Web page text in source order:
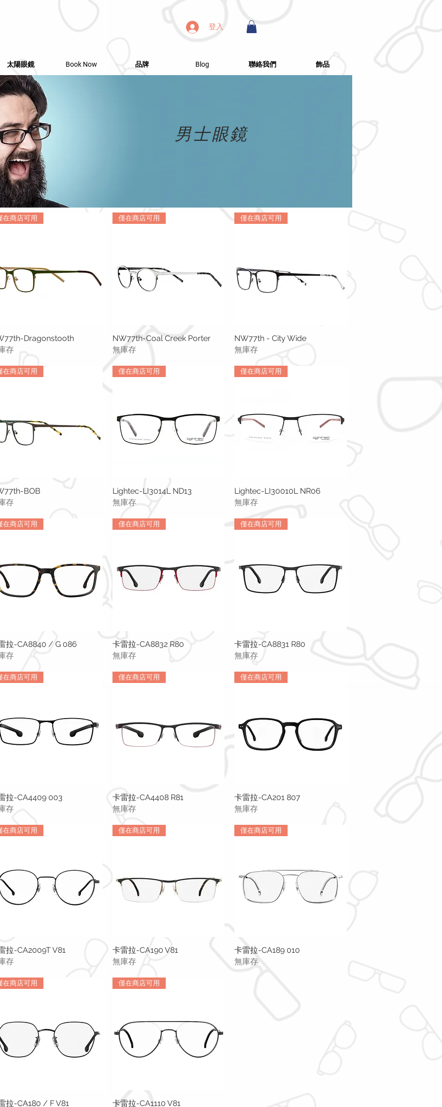
登入
太陽眼鏡 Book Now 品牌 Blog 聯絡我們 飾品
男士眼鏡
快速瀏覽
在商店可用
Dragonstooth
存
快速瀏覽
僅在商店可用
NW77th-Coal Creek Porter
無庫存
快速瀏覽
僅在商店可用
NW77th - City Wide
無庫存
快速瀏覽
在商店可用
BOB
存
快速瀏覽
僅在商店可用
Lightec-LI3014L ND13
無庫存
快速瀏覽
僅在商店可用
Lightec-LI30010L NR06
無庫存
快速瀏覽
在商店可用
拉-CA8840 / G 086
存
快速瀏覽
僅在商店可用
卡雷拉-CA8832 R80
無庫存
快速瀏覽
僅在商店可用
卡雷拉-CA8831 R80
無庫存
快速瀏覽
在商店可用
拉-CA4409 003
存
快速瀏覽
僅在商店可用
卡雷拉-CA4408 R81
無庫存
快速瀏覽
僅在商店可用
卡雷拉-CA201 807
無庫存
快速瀏覽
在商店可用
拉-CA2009T V81
存
快速瀏覽
僅在商店可用
卡雷拉-CA190 V81
無庫存
快速瀏覽
僅在商店可用
卡雷拉-CA189 010
無庫存
快速瀏覽
在商店可用
拉-CA180 / F V81 快速瀏覽
僅在商店可用
卡雷拉-CA1110 V81